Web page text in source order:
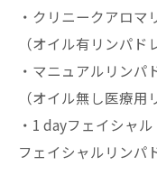
・クリニークアロマ
（オイル有リンパド
・マニュアルリンパ
（オイル無し医療用
・1 dayフェイシャル
フェイシャルリンパ